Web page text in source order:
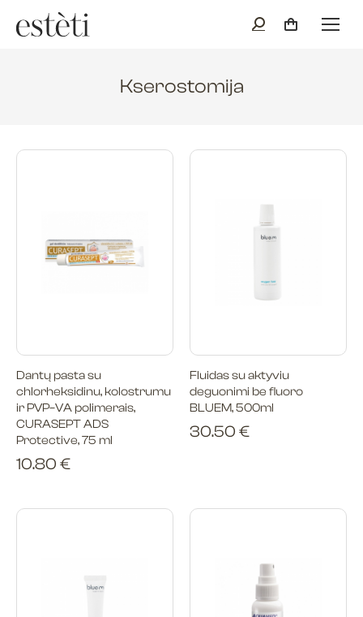
Kserostomija
Dantų pasta su
chlorheksidinu, kolostrumu
ir PVP–VA polimerais,
CURASEPT ADS
Protective, 75 ml
10.80 €
Fluidas su aktyviu
deguonimi be fluoro
BLUEM, 500ml
30.50 €